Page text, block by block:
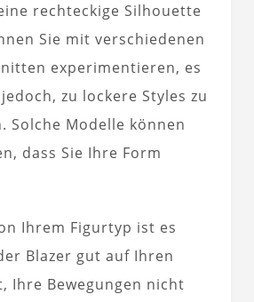
rechteckige Silhouette
Sie mit verschiedenen
experimentieren, es
zu lockere Styles zu
Solche Modelle können
dass Sie Ihre Form
Ihrem Figurtyp ist es
Blazer gut auf Ihren
Ihre Bewegungen nicht